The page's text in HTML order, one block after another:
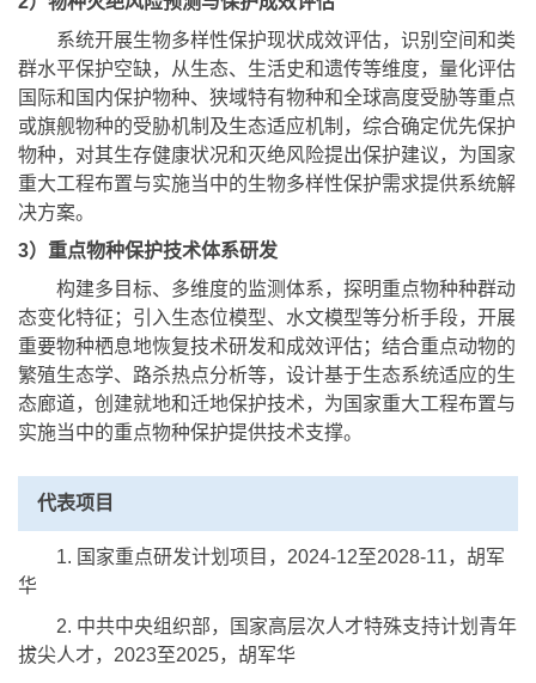
系统开展生物多样性保护现状成效评估，识别空间和类
群水平保护空缺，从生态、生活史和遗传等维度，量化评估
国际和国内保护物种、狭域特有物种和全球高度受胁等重点
或旗舰物种的受胁机制及生态适应机制，综合确定优先保护
物种，对其生存健康状况和灭绝风险提出保护建议，为国家
重大工程布置与实施当中的生物多样性保护需求提供系统解
决方案。
3）重点物种保护技术体系研发
构建多目标、多维度的监测体系，探明重点物种种群动
态变化特征；引入生态位模型、水文模型等分析手段，开展
重要物种栖息地恢复技术研发和成效评估；结合重点动物的
繁殖生态学、路杀热点分析等，设计基于生态系统适应的生
态廊道，创建就地和迁地保护技术，为国家重大工程布置与
实施当中的重点物种保护提供技术支撑。
代表项目
1. 国家重点研发计划项目，2024-12至2028-11，胡军
华
2. 中共中央组织部，国家高层次人才特殊支持计划青年
拔尖人才，2023至2025，胡军华